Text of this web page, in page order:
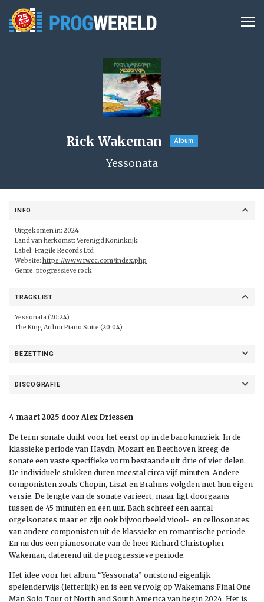
Rick Wakeman Album
Yessonata
INFO
Uitgekomen in: 2024
Land van herkomst: Verenigd Koninkrijk
Label: Fragile Records Ltd
Website: https://www.rwcc.com/index.php
Genre: progressieve rock
TRACKLIST
Yessonata (20:24)
The King Arthur Piano Suite (20:04)
BEZETTING
DISCOGRAFIE
4 maart 2025 door Alex Driessen
De term sonate duikt voor het eerst op in de barokmuziek. In de
klassieke periode van Haydn, Mozart en Beethoven kreeg de
sonate een vaste specifieke vorm bestaande uit drie of vier delen.
De individuele stukken duren meestal circa vijf minuten. Andere
componisten zoals Chopin, Liszt en Brahms volgden met hun eigen
versie. De lengte van de sonate varieert, maar ligt doorgaans
tussen de 45 minuten en een uur. Bach schreef een aantal
orgelsonates maar er zijn ook bijvoorbeeld viool- en cellosonates
van andere componisten uit de klassieke en romantische periode.
En nu dus een pianosonate van de heer Richard Christopher
Wakeman, daterend uit de progressieve periode.
Het idee voor het album “Yessonata” ontstond eigenlijk
spelenderwijs (letterlijk) en is een vervolg op Wakemans Final One
Man Solo Tour of North and South America van begin 2024. Het is